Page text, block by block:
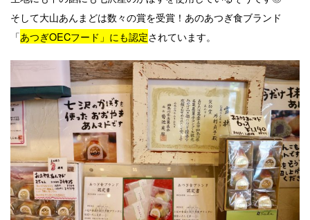
そして大山あんまどは数々の賞を受賞！あのあつぎ食ブランド
「あつぎOECフード」にも認定されています。